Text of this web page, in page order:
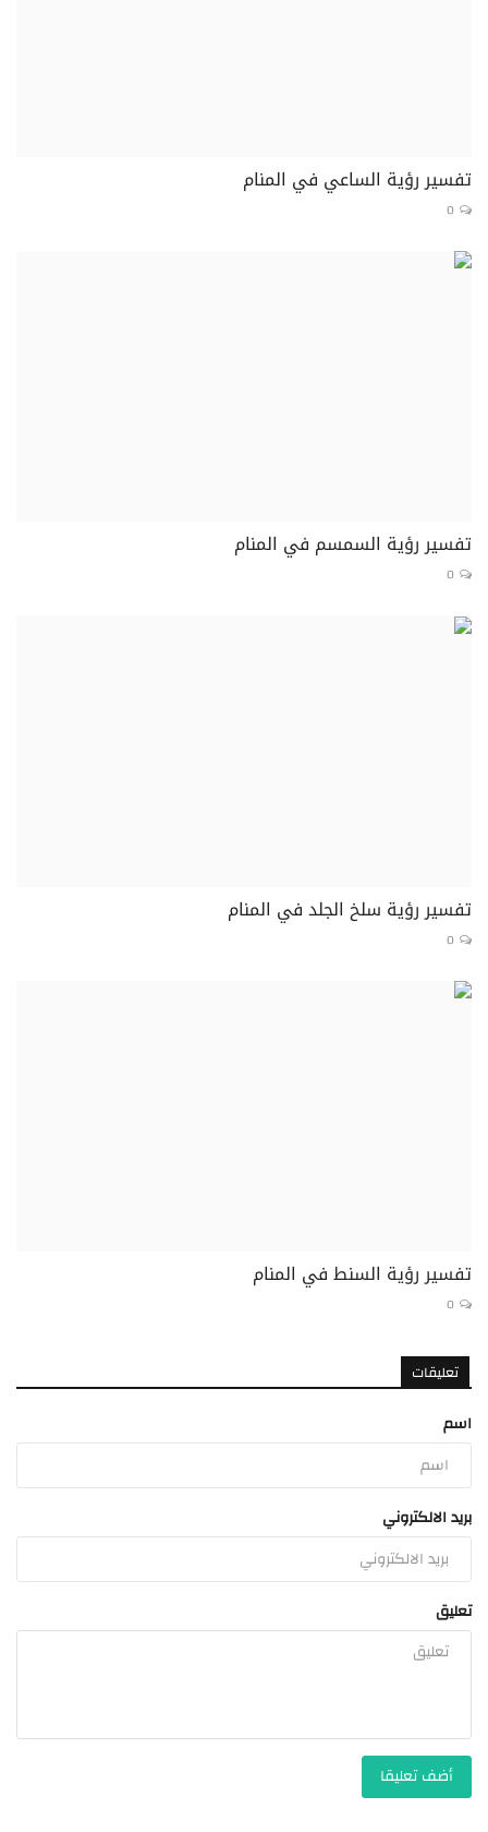
تفسير رؤية الساعي في المنام
0
تفسير رؤية السمسم في المنام
0
تفسير رؤية سلخ الجلد في المنام
0
تفسير رؤية السنط في المنام
0
تعليقات
اسم
بريد الالكتروني
تعليق
أضف تعليقا